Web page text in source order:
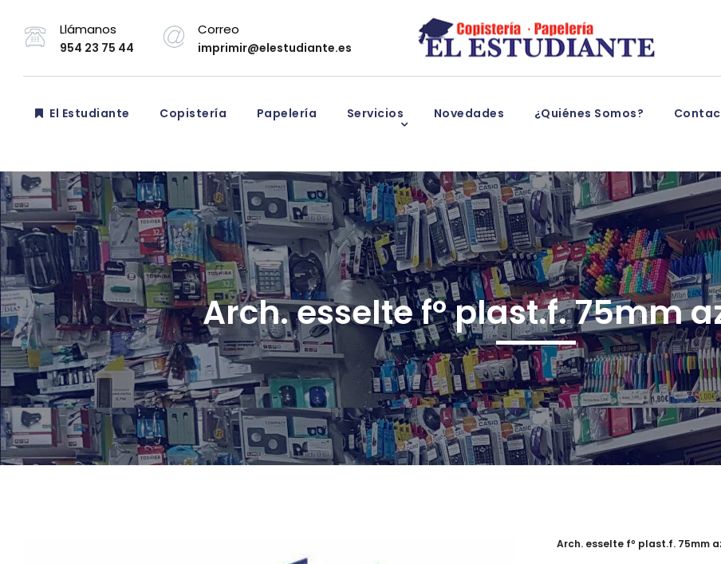
Llámanos
954 23 75 44
Correo
imprimir@elestudiante.es
El Estudiante Copistería Papelería Servicios Novedades ¿Quiénes Somos?
Arch. esselte fº plast.f. 75mm
Arch. esselte fº plast.f. 75mm